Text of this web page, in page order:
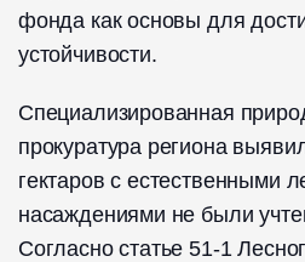
фонда как основы для
устойчивости.
Специализированная
прокуратура региона
гектаров с естественными
насаждениями не были
Согласно статье 51-1